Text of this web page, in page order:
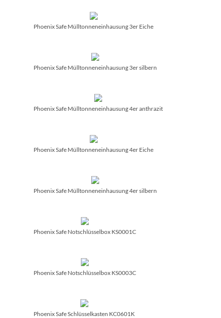
Phoenix Safe Mülltonneneinhausung 3er Eiche
Phoenix Safe Mülltonneneinhausung 3er silbern
Phoenix Safe Mülltonneneinhausung 4er anthrazit
Phoenix Safe Mülltonneneinhausung 4er Eiche
Phoenix Safe Mülltonneneinhausung 4er silbern
Phoenix Safe Notschlüsselbox KS0001C
Phoenix Safe Notschlüsselbox KS0003C
Phoenix Safe Schlüsselkasten KC0601K